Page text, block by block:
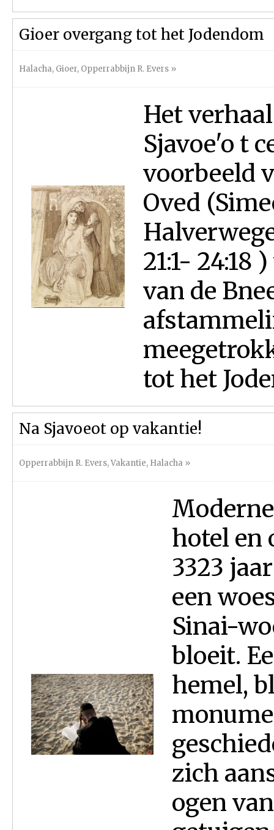
Gioer overgang tot het Jodendom
Halacha, Gioer, Opperrabbijn R. Evers »
Het
Sjavoe'o t
voorbeeld
Oved
21:1- 24:18
van de
tot het
Na Sjavoeot op vakantie!
Opperrabbijn R. Evers,Vakantie, Halacha »
hotel en
3323
een
Sinai-
bloeit.
hemel,
zich
ogen